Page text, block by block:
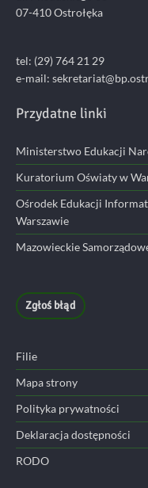
07-410 Ostrołęka
tel: (29) 764 21 29
e-mail:
Przydatne linki
Ministerstwo Edukacji
Kuratorium Oświaty w
Ośrodek Edukacji
Warszawie
Mazowieckie
Zgłoś błąd
Filie
Mapa strony
Polityka prywatności
Deklaracja dostępności
RODO